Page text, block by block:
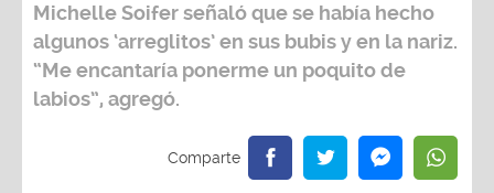
Michelle Soiferseñaló que se había hecho
algunos ‘arreglitos’ en sus bubis y en la nariz.
“Me encantaría ponerme un poquito de
labios”, agregó.